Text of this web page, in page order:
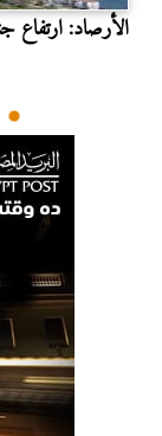
الأرصاد: ارتفاع